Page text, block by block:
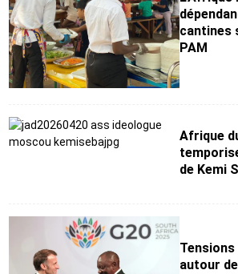
cantines
PAM
Afrique
de Kemi
autour